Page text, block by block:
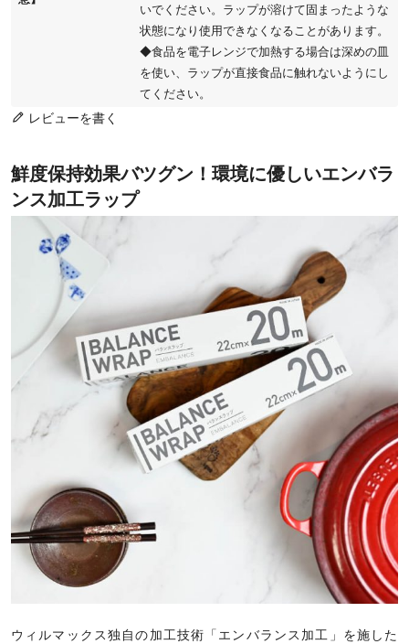
いでください。ラップが溶けて固まったような
状態になり使用できなくなることがあります。
◆食品を電子レンジで加熱する場合は深めの皿
を使い、ラップが直接食品に触れないようにし
てください。
レビューを書く
鮮度保持効果バツグン！環境に優しいエンバラ
ンス加工ラップ
ウィルマックス独自の加工技術「エンバランス加工」を施した